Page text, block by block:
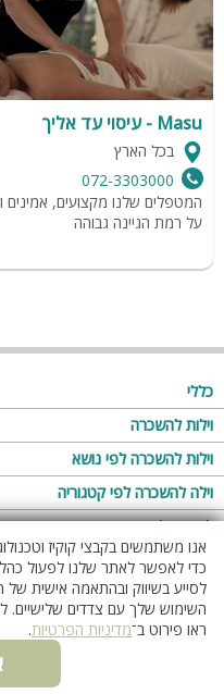
Masu - עיסוי עד אליך
בכל הארץ
072-3303000
המטפלים שלנו מקצועים, אמינים
על רמת הגיינה גבוהה
כללי
מגזין
פרסום באתר
תקנון
מדיניות פרטיות
וילות להשכרה
וילות בצפון
וילות במרכז
וילות בדרום
וילות באילת
וילות בשרון
וילות באזור החרמון
וילות להשכרה לפי נושא
וילה לזוגות
וילות למשפחות
וילות לציבור הדתי
אירוח דרוזי
וילות למסיבות
וילה להשכרה לפי קטגוריה
וילות עם בריכה
וילה עם בריכה מחוממת
וילה עם בריכה מחוממת מקורה
וילות עם סאונה
לופטים להשכרה
לופט
לופטים בצפון
לופטים בדרום
אנו משתמשים בקבצי קוקיז
כדי לאפשר לאתר שלנו לפעול
לסייע בשיווק ובהתאמה אישית של
השימוש שלך עם צדדים שלישיים.
ראו פירוט ב־מדיניות הפרטיות.